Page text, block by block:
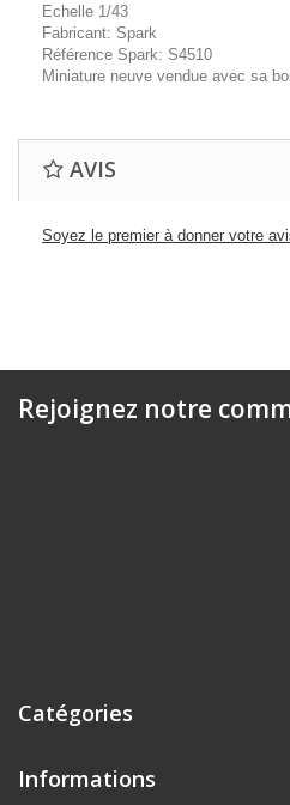
Echelle 1/43
Fabricant: Spark
Référence Spark: S4510
Miniature neuve vendue avec sa
AVIS
Soyez le premier à donner votre
Rejoignez notre
Catégories
Informations